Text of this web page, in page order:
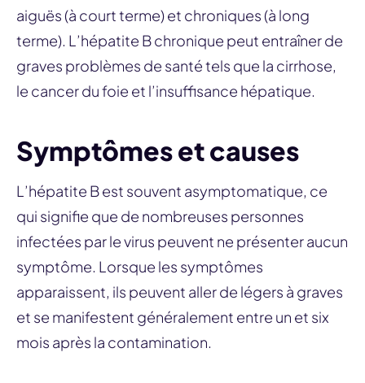
aiguës (à court terme) et chroniques (à long
terme). L’hépatite B chronique peut entraîner de
graves problèmes de santé tels que la cirrhose,
le cancer du foie et l’insuffisance hépatique.
Symptômes et causes
L’hépatite B est souvent asymptomatique, ce
qui signifie que de nombreuses personnes
infectées par le virus peuvent ne présenter aucun
symptôme. Lorsque les symptômes
apparaissent, ils peuvent aller de légers à graves
et se manifestent généralement entre un et six
mois après la contamination.